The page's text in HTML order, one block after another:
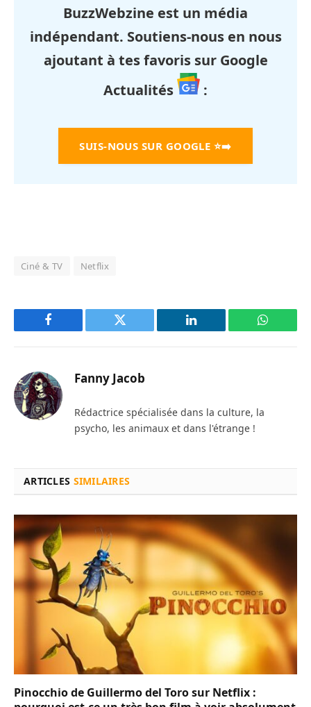
BuzzWebzine est un média
indépendant. Soutiens-nous en nous
ajoutant à tes favoris sur Google
Actualités
:
SUIS-NOUS SUR GOOGLE ⭐➡️
Ciné & TV Netflix
Facebook Twitter LinkedIn
Fanny Jacob
Rédactrice spécialisée dans la culture, la
psycho, les animaux et dans l'étrange !
ARTICLES SIMILAIRES
Pinocchio de Guillermo del Toro sur Netflix :